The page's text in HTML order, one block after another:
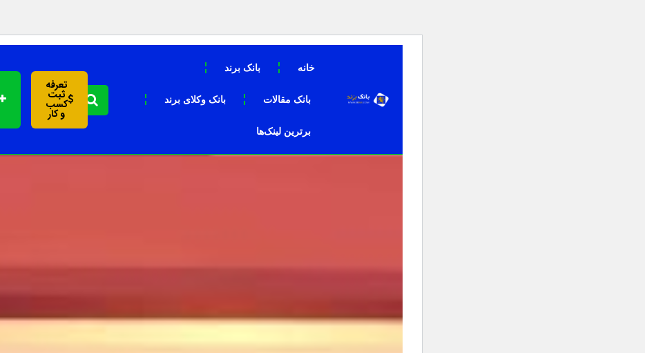
خانه بانک برند
بانک مقالات بانک وکلای برند
برترین لینک‌ها
تعرفه
ثبت
کسب
و کار